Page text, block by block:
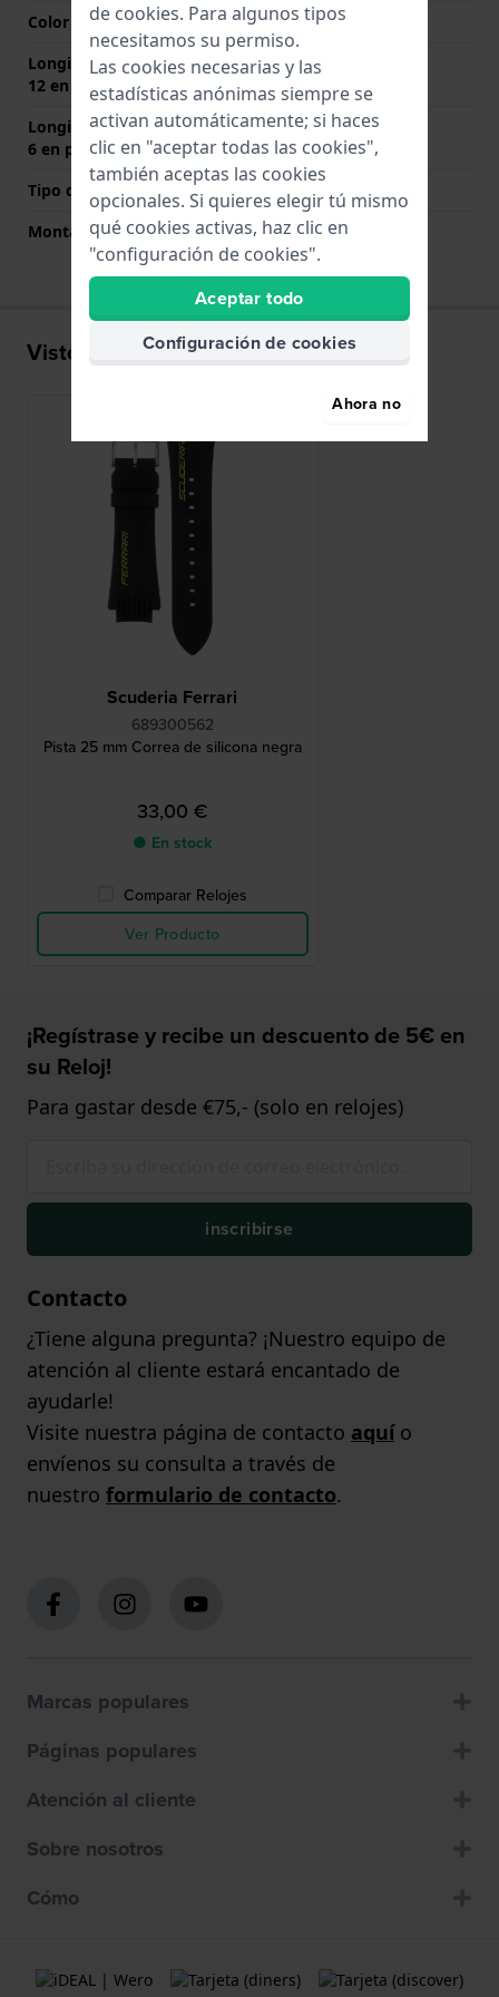
Color del cierre
Plateado
Longitud de la correa a las
12 en punto (mm)
75 mm
Longitud de la correa a las
6 en punto (mm)
120 mm
Tipo de montaje
Pasadores de acero
Montaje Recto
No
Visto recientemente
Scuderia Ferrari
689300562
Pista 25 mm Correa de silicona negra
33,00 €
● En stock
Comparar Relojes
Ver Producto
¡Regístrase y recibe un descuento de 5€ en
su Reloj!
Para gastar desde €75,- (solo en relojes)
inscribirse
Contacto
¿Tiene alguna pregunta? ¡Nuestro equipo de
atención al cliente estará encantado de
ayudarle!
Visite nuestra página de contacto aquío
envíenos su consulta a través de
nuestro formulario de contacto.
Marcas populares
Páginas populares
Atención al cliente
Sobre nosotros
Cómo
de cookies. Para algunos tipos
necesitamos su permiso.
Las cookies necesarias y las
estadísticas anónimas siempre se
activan automáticamente; si haces
clic en "aceptar todas las cookies",
también aceptas las cookies
opcionales. Si quieres elegir tú mismo
qué cookies activas, haz clic en
"configuración de cookies".
Aceptar todo
Configuración de cookies
Ahora no